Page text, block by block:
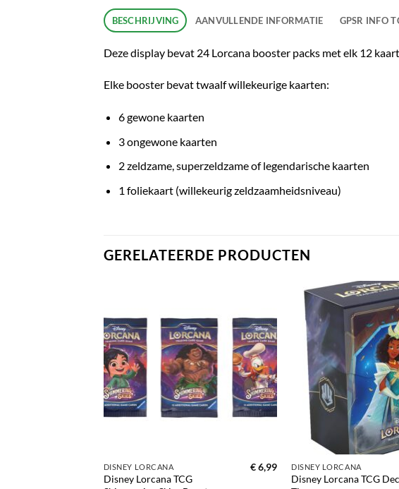
BESCHRIJVING AANVULLENDE INFORMATIE GPSR INFO
Deze display bevat 24 Lorcana booster packs met elk 12
Elke booster bevat twaalf willekeurige kaarten:
6 gewone kaarten
3 ongewone kaarten
2 zeldzame, superzeldzame of legendarische kaarten
1 foliekaart (willekeurig zeldzaamheidsniveau)
GERELATEERDE PRODUCTEN
Toevoegen
aan
verlanglijst
DISNEY LORCANA
Disney Lorcana TCG
€6,99 DISNEY LORCANA
Disney Lorcana TCG